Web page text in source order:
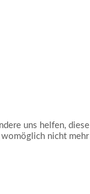
uns helfen,
nicht